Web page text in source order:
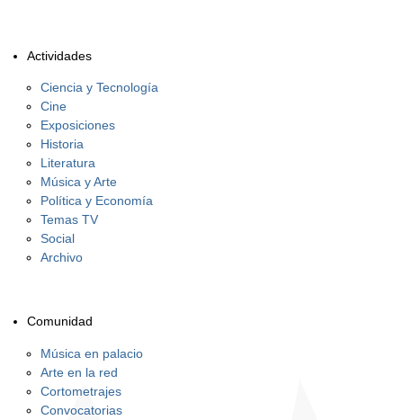
Actividades
Ciencia y Tecnología
Cine
Exposiciones
Historia
Literatura
Música y Arte
Política y Economía
Temas TV
Social
Archivo
Comunidad
Música en palacio
Arte en la red
Cortometrajes
Convocatorias